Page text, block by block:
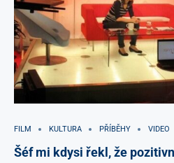
FILM KULTURA PŘÍBĚHY VIDEO
Šéf mi kdysi řekl, že